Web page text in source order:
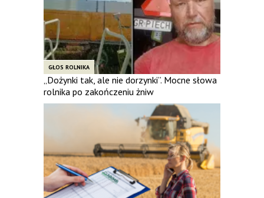
GŁOS ROLNIKA
„Dożynki tak, ale nie dorzynki”. Mocne słowa
rolnika po zakończeniu żniw